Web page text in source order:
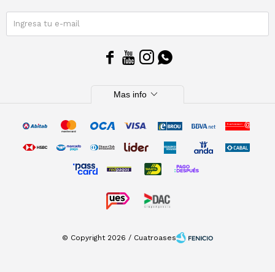
   
Mas info expand_more
© Copyright 2026 / Cuatroases